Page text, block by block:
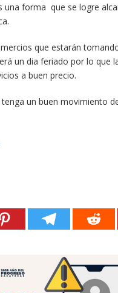
una forma que se logre
que estarán
un dia feriado por lo que
a buen precio.
un buen movimiento